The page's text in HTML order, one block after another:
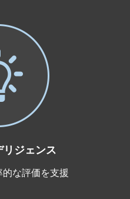
リジェンス
な評価を支援